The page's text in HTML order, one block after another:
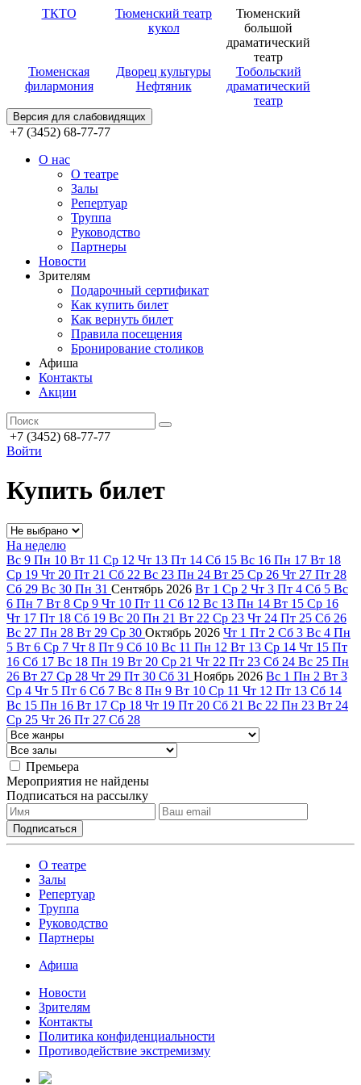
ТКТО
Тюменский театр
кукол
Тюменский
большой
драматический
театр
Тюменская
филармония
Дворец культуры
Нефтяник
Тобольский
драматический
театр
Версия для слабовидящих
+7 (3452) 68-77-77
О нас
О театре
Залы
Репертуар
Труппа
Руководство
Партнеры
Новости
Зрителям
Подарочный сертификат
Как купить билет
Как вернуть билет
Правила посещения
Бронирование столиков
Афиша
Контакты
Акции
+7 (3452) 68-77-77
Войти
Купить билет
На неделю
Вс 9 Пн 10 Вт 11 Ср 12 Чт 13 Пт 14 Сб 15 Вс 16 Пн 17 Вт 18
Ср 19 Чт 20 Пт 21 Сб 22 Вс 23 Пн 24 Вт 25 Ср 26 Чт 27 Пт 28
Сб 29 Вс 30 Пн 31 Сентябрь 2026 Вт 1 Ср 2 Чт 3 Пт 4 Сб 5 Вс
6 Пн 7 Вт 8 Ср 9 Чт 10 Пт 11 Сб 12 Вс 13 Пн 14 Вт 15 Ср 16
Чт 17 Пт 18 Сб 19 Вс 20 Пн 21 Вт 22 Ср 23 Чт 24 Пт 25 Сб 26
Вс 27 Пн 28 Вт 29 Ср 30 Октябрь 2026 Чт 1 Пт 2 Сб 3 Вс 4 Пн
5 Вт 6 Ср 7 Чт 8 Пт 9 Сб 10 Вс 11 Пн 12 Вт 13 Ср 14 Чт 15 Пт
16 Сб 17 Вс 18 Пн 19 Вт 20 Ср 21 Чт 22 Пт 23 Сб 24 Вс 25 Пн
26 Вт 27 Ср 28 Чт 29 Пт 30 Сб 31 Ноябрь 2026 Вс 1 Пн 2 Вт 3
Ср 4 Чт 5 Пт 6 Сб 7 Вс 8 Пн 9 Вт 10 Ср 11 Чт 12 Пт 13 Сб 14
Вс 15 Пн 16 Вт 17 Ср 18 Чт 19 Пт 20 Сб 21 Вс 22 Пн 23 Вт 24
Ср 25 Чт 26 Пт 27 Сб 28
Премьера
Мероприятия не найдены
Подписаться на рассылку
О театре
Залы
Репертуар
Труппа
Руководство
Партнеры
Афиша
Новости
Зрителям
Контакты
Политика конфиденциальности
Противодействие экстремизму